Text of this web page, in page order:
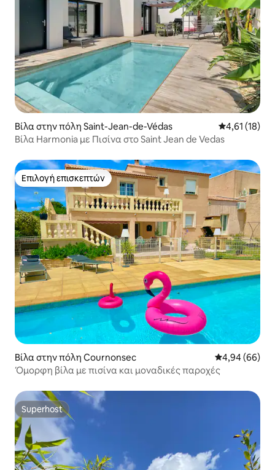
Βίλα στην πόλη Saint-Jean-de-Védas Μέση
4,61 (18)
Βίλα Harmonia με Πισίνα στο Saint Jean de Vedas
Επιλογή επισκεπτών
Επιλογή επισκεπτών
Βίλα στην πόλη Cournonsec Μέση
4,94 (66)
Όμορφη βίλα με πισίνα και μοναδικές παροχές
Superhost
Superhost